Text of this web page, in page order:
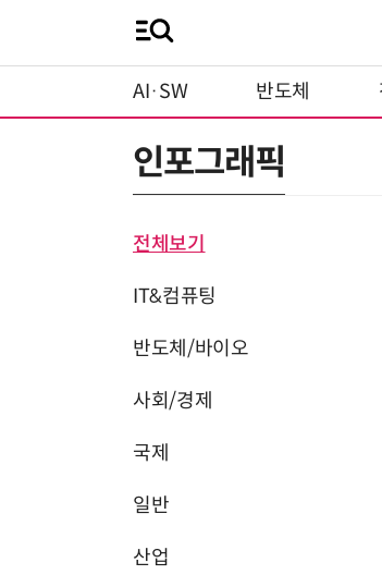
AI·SW 반도체
인포그래픽
전체보기
IT&컴퓨팅
반도체/바이오
사회/경제
국제
일반
산업